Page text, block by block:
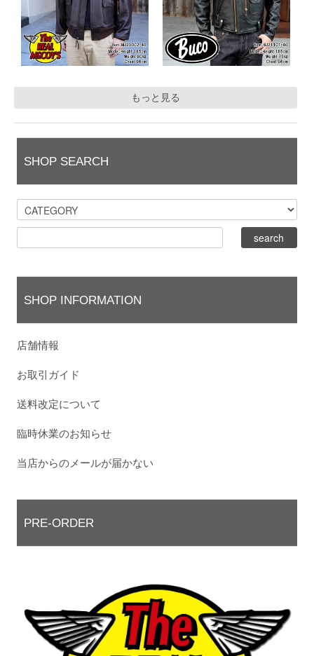
もっと見る
SHOP SEARCH
SHOP INFORMATION
店舗情報
お取引ガイド
送料改定について
臨時休業のお知らせ
当店からのメールが届かない
PRE-ORDER